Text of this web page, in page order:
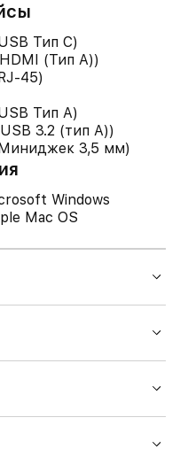
Тип C)
(Тип A))
45)
Тип A)
3.2 (тип A))
3,5 мм)
Windows
Mac OS